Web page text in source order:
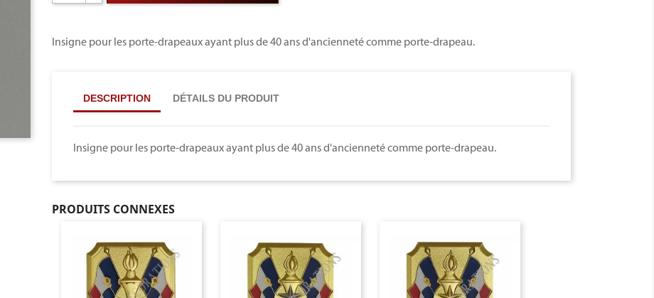
Insigne pour les porte-drapeaux ayant plus de 40 ans d'ancienneté comme porte-drapeau.
DESCRIPTION DÉTAILS DU PRODUIT
Insigne pour les porte-drapeaux ayant plus de 40 ans d'ancienneté comme porte-drapeau.
PRODUITS CONNEXES